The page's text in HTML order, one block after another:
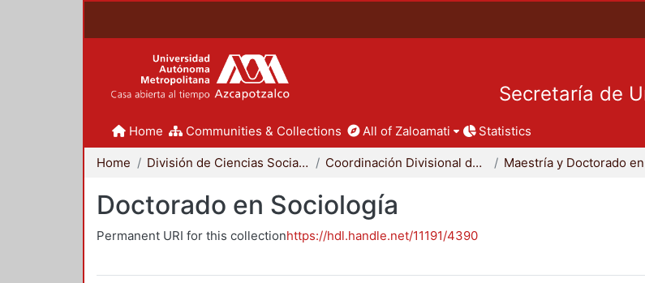
Secretaría de
Home Communities & Collections All of Zaloamati Statistics
Home División de Ciencias Sociales y Humanidades Coordinación Divisional de Posgrado
Doctorado en Sociología
Permanent URI for this collectionhttps://hdl.handle.net/11191/4390